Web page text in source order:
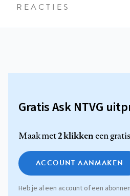
REACTIES
Gratis Ask NTVG
Maak met2 klikkeneen
ACCOUNT AANMAKEN
Heb je al een account of een